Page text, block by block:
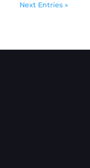
Next Entries »